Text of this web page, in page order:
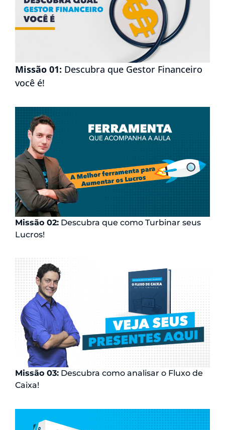
Missão 01: Descubra que Gestor Financeiro
você é!
Missão 02: Descubra que como Turbinar seus
Lucros!
Missão 03: Descubra como analisar o Fluxo de
Caixa!